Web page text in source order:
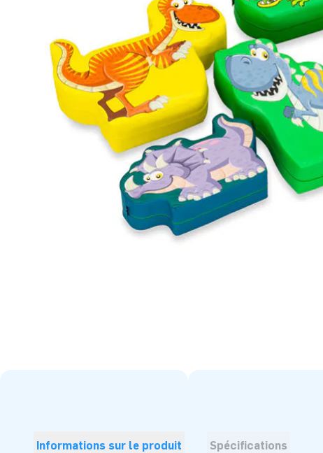
Informations sur le produit Spécifications